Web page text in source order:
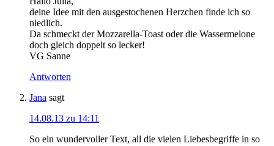
deine Idee mit den ausgestochenen Herzchen finde ich so
niedlich.
Da schmeckt der Mozzarella-Toast oder die Wassermelone
doch gleich doppelt so lecker!
VG Sanne
Antworten
Jana sagt
14.08.13 zu 14:11
So ein wundervoller Text, all die vielen Liebesbegriffe in so